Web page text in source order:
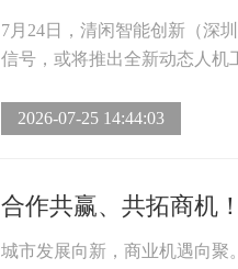
7月24日，清闲智能创新（深
信号，或将推出全新动态人机
2026-07-25 14:44:03
合作共赢、共拓商机
城市发展向新，商业机遇向聚